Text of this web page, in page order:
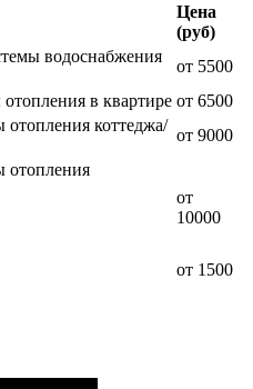
Цена
(руб)
водоснабжения
от 5500
в квартире от 6500
отопления коттеджа/
от 9000
отопления
от
10000
от 1500